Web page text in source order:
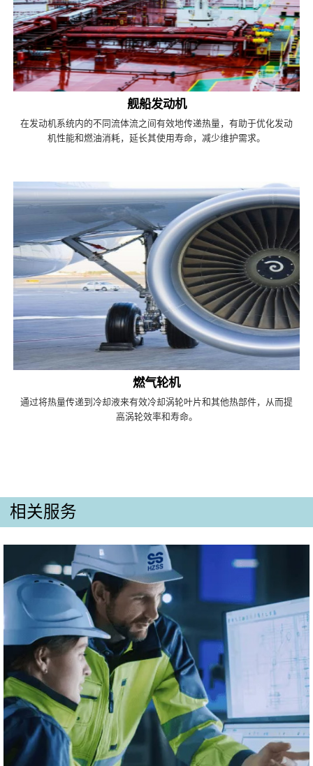
舰船发动机
在发动机系统内的不同流体流之间有效地传递热量，有助于优化发动
机性能和燃油消耗，延长其使用寿命，减少维护需求。
燃气轮机
通过将热量传递到冷却液来有效冷却涡轮叶片和其他热部件，从而提
高涡轮效率和寿命。
相关服务